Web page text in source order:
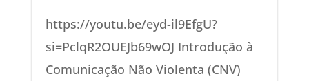
https://youtu.be/eyd-il9EfgU?
si=PclqR2OUEJb69wOJ Introdução à
Comunicação Não Violenta (CNV)